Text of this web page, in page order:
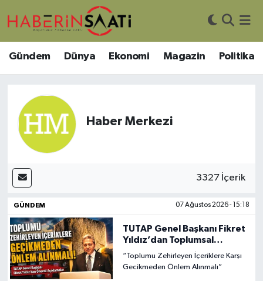
Gündem Dünya Ekonomi Magazin Politika
Haber Merkezi
3327 İçerik
GÜNDEM 07 Ağustos 2026 - 15:18
TUTAP Genel Başkanı Fikret
Yıldız’dan Toplumsal
Değerler İçin Acil Çağrı
“Toplumu Zehirleyen İçeriklere Karşı
Gecikmeden Önlem Alınmalı”
Asayiş
Bilim ve Teknoloji
DIŞ HABER
Ekonomi
Genel
Nöbetçi Eczaneler
Hava Durumu
Trafik Durumu
Süper Lig Puan Durumu ve Fikstür
Haber Arşivi